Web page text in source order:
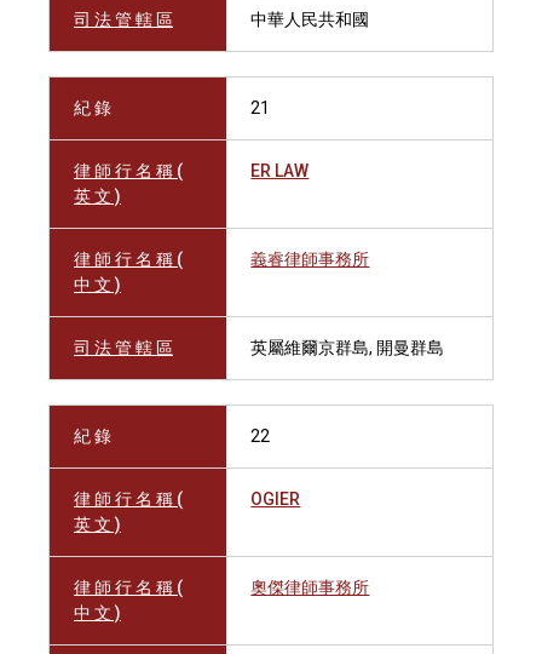
司 法 管 轄 區 中華人民共和國
紀 錄 21
律 師 行 名 稱 (
英 文 )
ER LAW
律 師 行 名 稱 (
中 文 )
義睿律師事務所
司 法 管 轄 區 英屬維爾京群島, 開曼群島
紀 錄 22
律 師 行 名 稱 (
英 文 )
OGIER
律 師 行 名 稱 (
中 文 )
奧傑律師事務所